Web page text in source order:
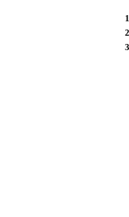
1
2
3